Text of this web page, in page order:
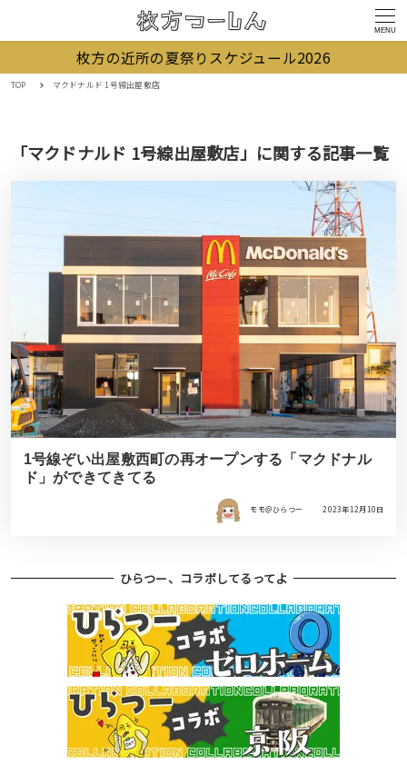
MENU
枚方の近所の夏祭りスケジュール2026
TOP マクドナルド 1号線出屋敷店
「マクドナルド 1号線出屋敷店」に関する記事一覧
1号線ぞい出屋敷西町の再オープンする「マクドナル
ド」ができてきてる
モモ＠ひらつー 2023年12月10日
ひらつー、コラボしてるってよ